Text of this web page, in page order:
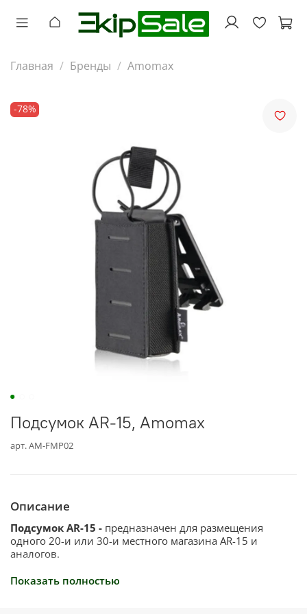
Главная Бренды Amomax
-78%
Подсумок AR-15, Amomax
арт.AM-FMP02
Описание
Подсумок AR-15 - предназначен для размещения
одного 20-и или 30-и местного магазина AR-15 и
аналогов.
Особенности:
Показать полностью